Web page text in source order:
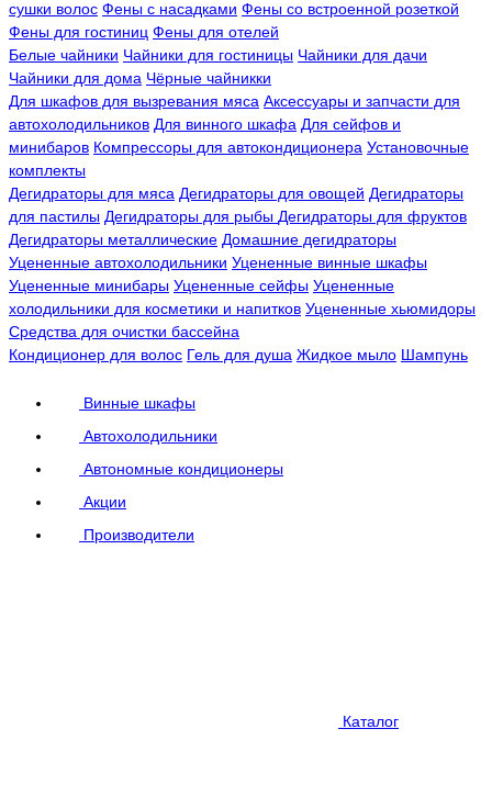
сушки волос Фены с насадками Фены со встроенной розеткой
Фены для гостиниц Фены для отелей
Белые чайники Чайники для гостиницы Чайники для дачи
Чайники для дома Чёрные чайникки
Для шкафов для вызревания мяса Аксессуары и запчасти для
автохолодильников Для винного шкафа Для сейфов и
минибаров Компрессоры для автокондиционера Установочные
комплекты
Дегидраторы для мяса Дегидраторы для овощей Дегидраторы
для пастилы Дегидраторы для рыбы Дегидраторы для фруктов
Дегидраторы металлические Домашние дегидраторы
Уцененные автохолодильники Уцененные винные шкафы
Уцененные минибары Уцененные сейфы Уцененные
холодильники для косметики и напитков Уцененные хьюмидоры
Средства для очистки бассейна
Кондиционер для волос Гель для душа Жидкое мыло Шампунь
Винные шкафы
Автохолодильники
Автономные кондиционеры
Акции
Производители
Каталог